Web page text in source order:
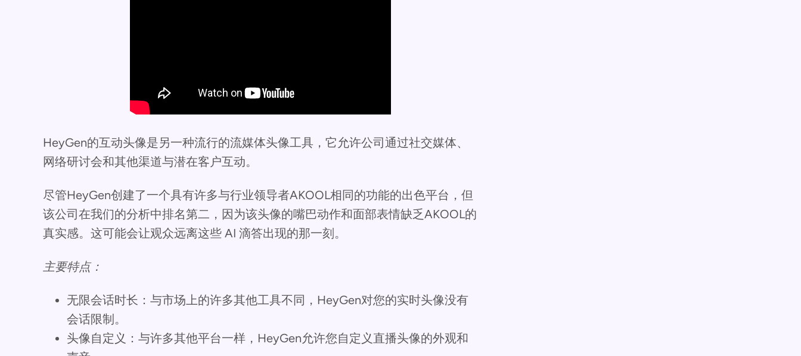
HeyGen的互动头像是另一种流行的流媒体头像工具，它允许公司通过社交媒体、
网络研讨会和其他渠道与潜在客户互动。
尽管HeyGen创建了一个具有许多与行业领导者AKOOL相同的功能的出色平台，但
该公司在我们的分析中排名第二，因为该头像的嘴巴动作和面部表情缺乏AKOOL的
真实感。这可能会让观众远离这些 AI 滴答出现的那一刻。
主要特点：
无限会话时长：与市场上的许多其他工具不同，HeyGen对您的实时头像没有
会话限制。
头像自定义：与许多其他平台一样，HeyGen允许您自定义直播头像的外观和